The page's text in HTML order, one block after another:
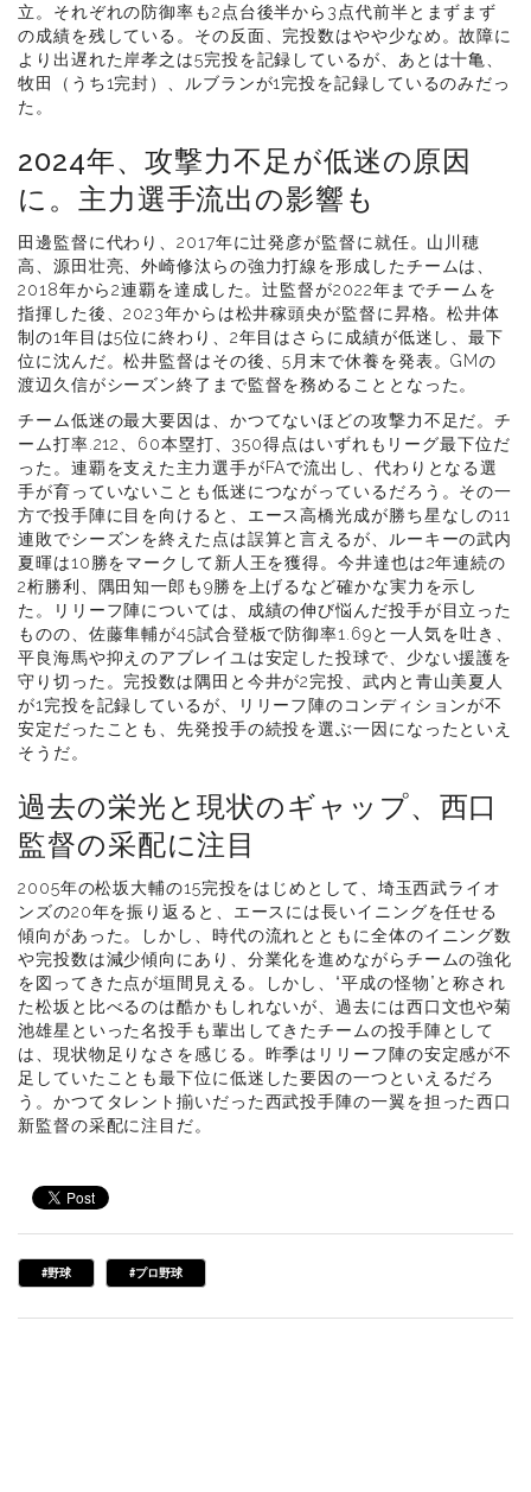
立。それぞれの防御率も2点台後半から3点代前半とまずまず
の成績を残している。その反面、完投数はやや少なめ。故障に
より出遅れた岸孝之は5完投を記録しているが、あとは十亀、
牧田（うち1完封）、ルブランが1完投を記録しているのみだっ
た。
2024年、攻撃力不足が低迷の原因
に。主力選手流出の影響も
田邊監督に代わり、2017年に辻発彦が監督に就任。山川穂
高、源田壮亮、外崎修汰らの強力打線を形成したチームは、
2018年から2連覇を達成した。辻監督が2022年までチームを
指揮した後、2023年からは松井稼頭央が監督に昇格。松井体
制の1年目は5位に終わり、2年目はさらに成績が低迷し、最下
位に沈んだ。松井監督はその後、5月末で休養を発表。GMの
渡辺久信がシーズン終了まで監督を務めることとなった。
チーム低迷の最大要因は、かつてないほどの攻撃力不足だ。チ
ーム打率.212、60本塁打、350得点はいずれもリーグ最下位だ
った。連覇を支えた主力選手がFAで流出し、代わりとなる選
手が育っていないことも低迷につながっているだろう。その一
方で投手陣に目を向けると、エース高橋光成が勝ち星なしの11
連敗でシーズンを終えた点は誤算と言えるが、ルーキーの武内
夏暉は10勝をマークして新人王を獲得。今井達也は2年連続の
2桁勝利、隅田知一郎も9勝を上げるなど確かな実力を示し
た。リリーフ陣については、成績の伸び悩んだ投手が目立った
ものの、佐藤隼輔が45試合登板で防御率1.69と一人気を吐き、
平良海馬や抑えのアブレイユは安定した投球で、少ない援護を
守り切った。完投数は隅田と今井が2完投、武内と青山美夏人
が1完投を記録しているが、リリーフ陣のコンディションが不
安定だったことも、先発投手の続投を選ぶ一因になったといえ
そうだ。
過去の栄光と現状のギャップ、西口
監督の采配に注目
2005年の松坂大輔の15完投をはじめとして、埼玉西武ライオ
ンズの20年を振り返ると、エースには長いイニングを任せる
傾向があった。しかし、時代の流れとともに全体のイニング数
や完投数は減少傾向にあり、分業化を進めながらチームの強化
を図ってきた点が垣間見える。しかし、“平成の怪物”と称され
た松坂と比べるのは酷かもしれないが、過去には西口文也や菊
池雄星といった名投手も輩出してきたチームの投手陣として
は、現状物足りなさを感じる。昨季はリリーフ陣の安定感が不
足していたことも最下位に低迷した要因の一つといえるだろ
う。かつてタレント揃いだった西武投手陣の一翼を担った西口
新監督の采配に注目だ。
#野球 #プロ野球